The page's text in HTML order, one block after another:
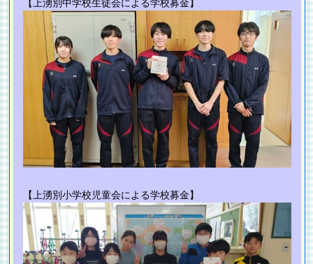
【上湧別中学校生徒会による学校募金】
【上湧別小学校児童会による学校募金】